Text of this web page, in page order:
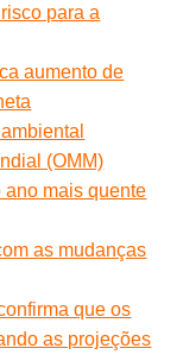
para a
aumento de
(OMM)
ano mais quente
as mudanças
que os
as projeções